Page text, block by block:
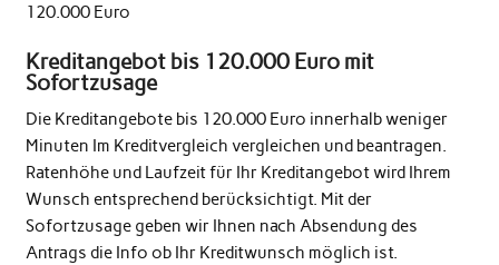
120.000 Euro
Kreditangebot bis 120.000 Euro mit
Sofortzusage
Die Kreditangebote bis 120.000 Euro innerhalb weniger
Minuten Im Kreditvergleich vergleichen und beantragen.
Ratenhöhe und Laufzeit für Ihr Kreditangebot wird Ihrem
Wunsch entsprechend berücksichtigt. Mit der
Sofortzusage geben wir Ihnen nach Absendung des
Antrags die Info ob Ihr Kreditwunsch möglich ist.